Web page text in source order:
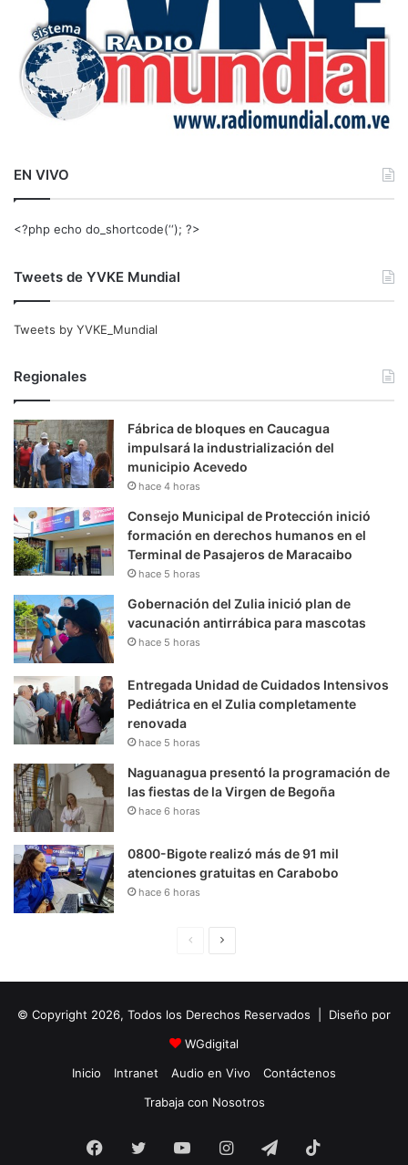
EN VIVO
<?php echo do_shortcode(‘‘); ?>
Tweets de YVKE Mundial
Tweets by YVKE_Mundial
Regionales
Fábrica de bloques en Caucagua
impulsará la industrialización del
municipio Acevedo
hace 4 horas
Consejo Municipal de Protección inició
formación en derechos humanos en el
Terminal de Pasajeros de Maracaibo
hace 5 horas
Gobernación del Zulia inició plan de
vacunación antirrábica para mascotas
hace 5 horas
Entregada Unidad de Cuidados Intensivos
Pediátrica en el Zulia completamente
renovada
hace 5 horas
Naguanagua presentó la programación de
las fiestas de la Virgen de Begoña
hace 6 horas
0800-Bigote realizó más de 91 mil
atenciones gratuitas en Carabobo
hace 6 horas
i
n
a
u
i
e
e
© Copyright 2026, Todos los Derechos Reservados | Diseño por
WGdigital
Inicio
Intranet Audio en Vivo
Contáctenos
Trabaja con Nosotros
Facebook
Twitter YouTubeInstagramTelegram